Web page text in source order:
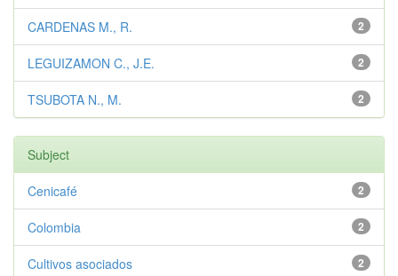
2
CARDENAS M., R.
2
LEGUIZAMON C., J.E.
2
TSUBOTA N., M.
Subject
2
Cenicafé
2
Colombia
2
Cultivos asociados